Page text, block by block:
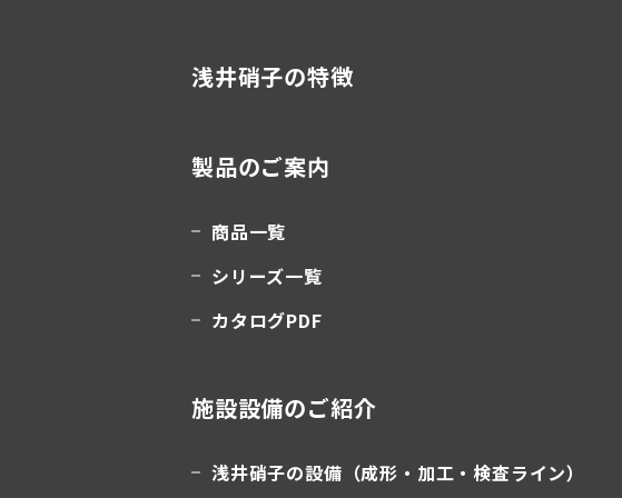
浅井硝子の特徴
製品のご案内
商品一覧
シリーズ一覧
カタログPDF
施設設備のご紹介
浅井硝子の設備（成形・加工・検査ライン）